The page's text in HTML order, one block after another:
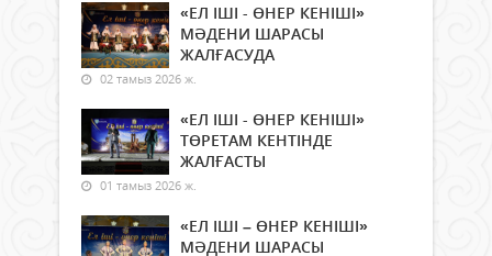
«ЕЛ ІШІ - ӨНЕР КЕНІШІ»
МӘДЕНИ ШАРАСЫ
ЖАЛҒАСУДА
02 тамыз 2026 ж.
«ЕЛ ІШІ - ӨНЕР КЕНІШІ»
ТӨРЕТАМ КЕНТІНДЕ
ЖАЛҒАСТЫ
01 тамыз 2026 ж.
«ЕЛ ІШІ – ӨНЕР КЕНІШІ»
МӘДЕНИ ШАРАСЫ